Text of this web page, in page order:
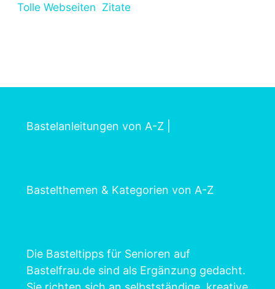
Tolle Webseiten Zitate
Bastelanleitungen von A-Z
Bastelthemen & Kategorien von A-Z
Die Basteltipps für Senioren auf
Bastelfrau.de sind als Ergänzung gedacht.